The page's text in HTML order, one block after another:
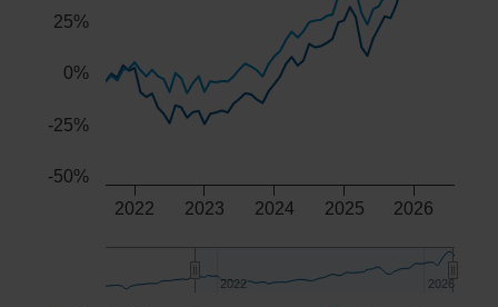
2022 2023 2024 2025 2026
2022
2022 2026
2026
-50%
-25%
0%
25%